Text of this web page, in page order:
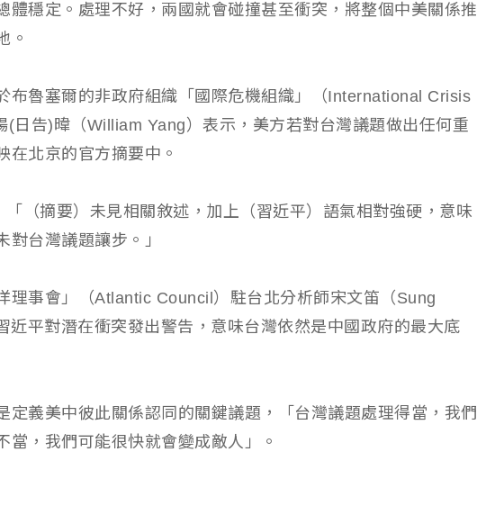
體穩定。處理不好，兩國就會碰撞甚至衝突，將整個中美關係推
。
布魯塞爾的非政府組織「國際危機組織」（International Crisis
(日告)暐（William Yang）表示，美方若對台灣議題做出任何重
在北京的官方摘要中。
「（摘要）未見相關敘述，加上（習近平）語氣相對強硬，意味
對台灣議題讓步。」
理事會」（Atlantic Council）駐台北分析師宋文笛（Sung
近平對潛在衝突發出警告，意味台灣依然是中國政府的最大底
定義美中彼此關係認同的關鍵議題，「台灣議題處理得當，我們
當，我們可能很快就會變成敵人」。